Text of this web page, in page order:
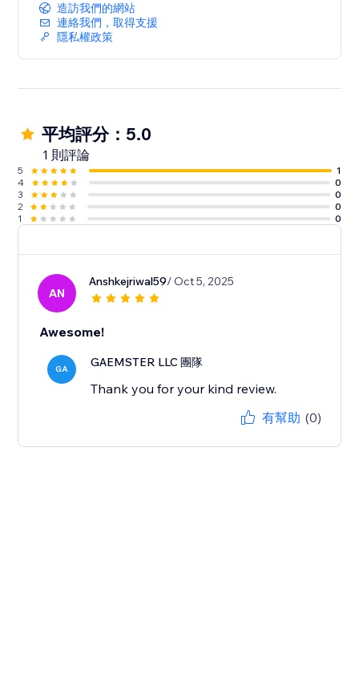
造訪我們的網站
連絡我們，取得支援
隱私權政策
平均評分：5.0
1 則評論
5
1
4
0
3
0
2
0
1
0
AN
Anshkejriwal59/ Oct 5, 2025
Awesome!
GA GAEMSTER LLC 團隊
Thank you for your kind review.
有幫助 (0)